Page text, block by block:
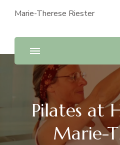
Marie-Therese Riester
Pilates at
Marie-